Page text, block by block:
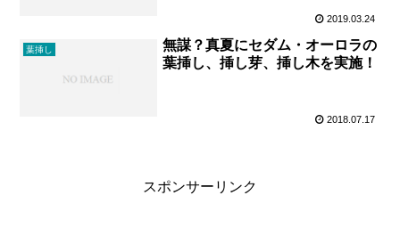
2019.03.24
葉挿し
無謀？真夏にセダム・オーロラの
葉挿し、挿し芽、挿し木を実施！
2018.07.17
スポンサーリンク